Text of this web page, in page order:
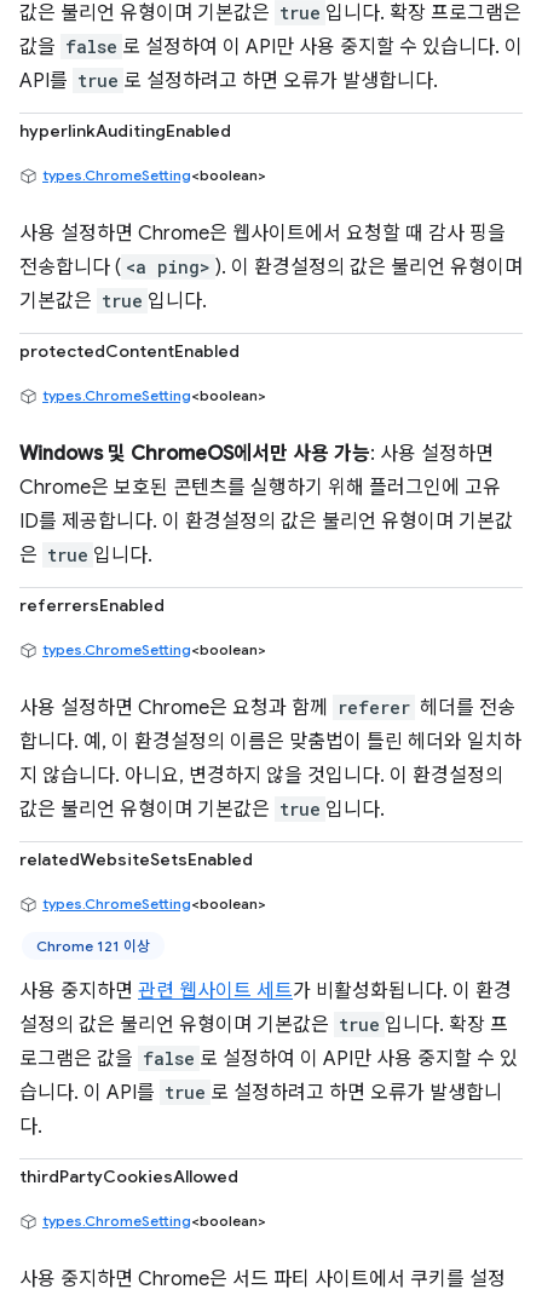
값은 불리언 유형이며 기본값은 true 입니다. 확장 프로그램은
값을 false 로 설정하여 이 API만 사용 중지할 수 있습니다. 이
API를 true 로 설정하려고 하면 오류가 발생합니다.
hyperlinkAuditingEnabled
types.ChromeSetting<boolean>
사용 설정하면 Chrome은 웹사이트에서 요청할 때 감사 핑을
전송합니다 ( <a ping> ). 이 환경설정의 값은 불리언 유형이며
기본값은 true 입니다.
protectedContentEnabled
types.ChromeSetting<boolean>
Windows 및 ChromeOS에서만 사용 가능: 사용 설정하면
Chrome은 보호된 콘텐츠를 실행하기 위해 플러그인에 고유
ID를 제공합니다. 이 환경설정의 값은 불리언 유형이며 기본값
은 true 입니다.
referrersEnabled
types.ChromeSetting<boolean>
사용 설정하면 Chrome은 요청과 함께 referer 헤더를 전송
합니다. 예, 이 환경설정의 이름은 맞춤법이 틀린 헤더와 일치하
지 않습니다. 아니요, 변경하지 않을 것입니다. 이 환경설정의
값은 불리언 유형이며 기본값은 true 입니다.
relatedWebsiteSetsEnabled
types.ChromeSetting<boolean>
Chrome 121 이상
사용 중지하면 관련 웹사이트 세트가 비활성화됩니다. 이 환경
설정의 값은 불리언 유형이며 기본값은 true 입니다. 확장 프
로그램은 값을 false 로 설정하여 이 API만 사용 중지할 수 있
습니다. 이 API를 true 로 설정하려고 하면 오류가 발생합니
다.
thirdPartyCookiesAllowed
types.ChromeSetting<boolean>
사용 중지하면 Chrome은 서드 파티 사이트에서 쿠키를 설정